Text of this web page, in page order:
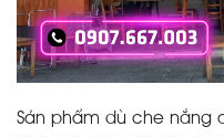
Sản phẩm dù che nắng